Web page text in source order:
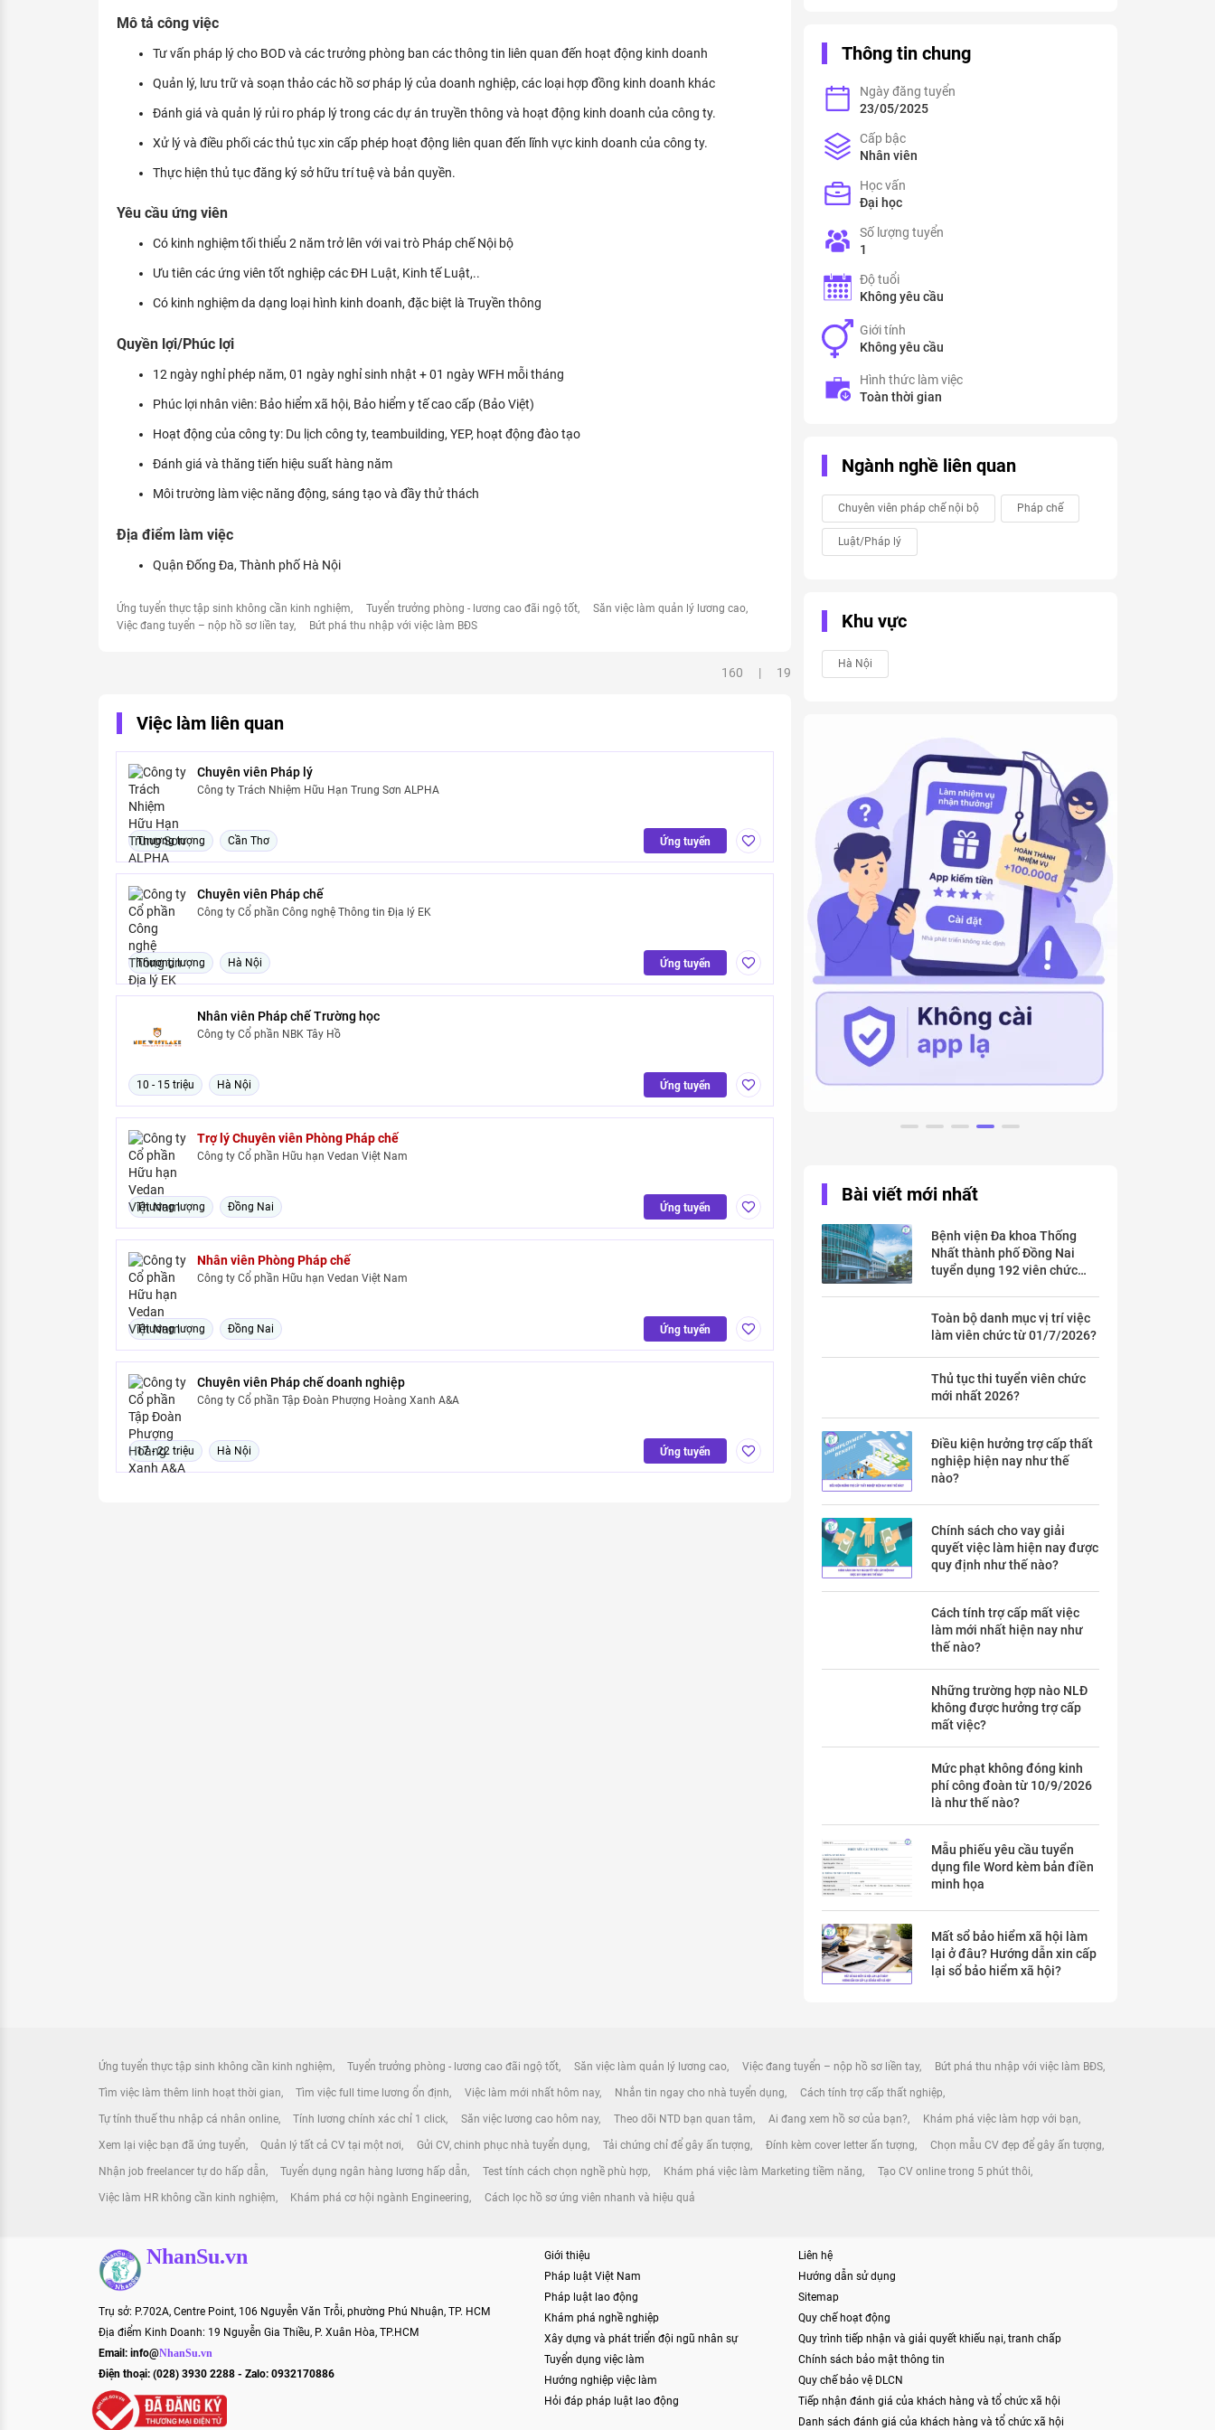
KHÁM PHÁ NGHỀ NGHIỆP
Kỹ năng nghề nghiệp
HƯỚNG NGHIỆP VIỆC LÀM
Đặc trưng từng nghề
XÂY DỰNG VÀ PHÁT TRIỂN ĐỘI NGŨ
TUYỂN DỤNG VIỆC LÀM
Mô tả công việc
Tư vấn pháp lý cho BOD và các trưởng phòng ban các thông tin liên quan đến hoạt động kinh doanh
Quản lý, lưu trữ và soạn thảo các hồ sơ pháp lý của doanh nghiệp, các loại hợp đồng kinh doanh khác
Đánh giá và quản lý rủi ro pháp lý trong các dự án truyền thông và hoạt động kinh doanh của công ty.
Xử lý và điều phối các thủ tục xin cấp phép hoạt động liên quan đến lĩnh vực kinh doanh của công ty.
Thực hiện thủ tục đăng ký sở hữu trí tuệ và bản quyền.
Yêu cầu ứng viên
Có kinh nghiệm tối thiểu 2 năm trở lên với vai trò Pháp chế Nội bộ
Ưu tiên các ứng viên tốt nghiệp các ĐH Luật, Kinh tế Luật,..
Có kinh nghiệm da dạng loại hình kinh doanh, đặc biệt là Truyền thông
Quyền lợi/Phúc lợi
12 ngày nghỉ phép năm, 01 ngày nghỉ sinh nhật + 01 ngày WFH mỗi tháng
Phúc lợi nhân viên: Bảo hiểm xã hội, Bảo hiểm y tế cao cấp (Bảo Việt)
Hoạt động của công ty: Du lịch công ty, teambuilding, YEP, hoạt động đào tạo
Đánh giá và thăng tiến hiệu suất hàng năm
Môi trường làm việc năng động, sáng tạo và đầy thử thách
Địa điểm làm việc
Quận Đống Đa, Thành phố Hà Nội
Ứng tuyển thực tập sinh không cần kinh nghiệm Tuyển trưởng phòng - lương cao đãi ngộ tốt
Săn việc làm quản lý lương cao
Việc đang tuyển – nộp hồ sơ liền tay
Bứt phá thu nhập với việc làm BĐS
160 | 19
Việc làm liên quan
Chuyên viên Pháp lý
Công ty Trách Nhiệm Hữu Hạn Trung Sơn ALPHA
Thương lượng Cần Thơ Ứng tuyển
Chuyên viên Pháp chế
Công ty Cổ phần Công nghệ Thông tin Địa lý EK
Thương lượng Hà Nội Ứng tuyển
Nhân viên Pháp chế Trường học
Công ty Cổ phần NBK Tây Hồ
10 - 15 triệu Hà Nội Ứng tuyển
Trợ lý Chuyên viên Phòng Pháp chế
Công ty Cổ phần Hữu hạn Vedan Việt Nam
Thương lượng Đồng Nai Ứng tuyển
Nhân viên Phòng Pháp chế
Công ty Cổ phần Hữu hạn Vedan Việt Nam
Thương lượng Đồng Nai Ứng tuyển
Chuyên viên Pháp chế doanh nghiệp
Công ty Cổ phần Tập Đoàn Phượng Hoàng Xanh A&A
17 - 22 triệu Hà Nội Ứng tuyển
Thông tin chung
Ngày đăng tuyển
23/05/2025
Cấp bậc
Nhân viên
Học vấn
Đại học
Số lượng tuyển
1
Độ tuổi
Không yêu cầu
Giới tính
Không yêu cầu
Hình thức làm việc
Toàn thời gian
Ngành nghề liên quan
Chuyên viên pháp chế nội bộ Pháp chế
Luật/Pháp lý
Khu vực
Hà Nội
Bài viết mới nhất
Bệnh viện Đa khoa Thống
Nhất thành phố Đồng Nai
tuyển dụng 192 viên chức
Toàn bộ danh mục vị trí việc
làm viên chức từ 01/7/2026?
Thủ tục thi tuyển viên chức
mới nhất 2026?
Điều kiện hưởng trợ cấp thất
nghiệp hiện nay như thế
nào?
Chính sách cho vay giải
quyết việc làm hiện nay được
quy định như thế nào?
Cách tính trợ cấp mất việc
làm mới nhất hiện nay như
thế nào?
Những trường hợp nào NLĐ
không được hưởng trợ cấp
mất việc?
Mức phạt không đóng kinh
phí công đoàn từ 10/9/2026
là như thế nào?
Mẫu phiếu yêu cầu tuyển
dụng file Word kèm bản điền
minh họa
Mất sổ bảo hiểm xã hội làm
lại ở đâu? Hướng dẫn xin cấp
lại sổ bảo hiểm xã hội?
Ứng tuyển thực tập sinh không cần kinh nghiệm Tuyển trưởng phòng - lương cao đãi ngộ tốt Săn việc làm quản lý lương cao Việc đang tuyển – nộp hồ sơ liền tay Bứt phá thu nhập với việc làm BĐS
Tìm việc làm thêm linh hoạt thời gian Tìm việc full time lương ổn định Việc làm mới nhất hôm nay Nhắn tin ngay cho nhà tuyển dụng Cách tính trợ cấp thất nghiệp
Tự tính thuế thu nhập cá nhân online Tính lương chính xác chỉ 1 click Săn việc lương cao hôm nay Theo dõi NTD bạn quan tâm Ai đang xem hồ sơ của bạn? Khám phá việc làm hợp với bạn
Xem lại việc bạn đã ứng tuyển Quản lý tất cả CV tại một nơi Gửi CV, chinh phục nhà tuyển dụng Tải chứng chỉ để gây ấn tượng Đính kèm cover letter ấn tượng Chọn mẫu CV đẹp để gây ấn tượng
Nhận job freelancer tự do hấp dẫn Tuyển dụng ngân hàng lương hấp dẫn Test tính cách chọn nghề phù hợp Khám phá việc làm Marketing tiềm năng Tạo CV online trong 5 phút thôi
Việc làm HR không cần kinh nghiệm Khám phá cơ hội ngành Engineering Cách lọc hồ sơ ứng viên nhanh và hiệu quả
NhanSu.vn
Trụ sở: P.702A, Centre Point, 106 Nguyễn Văn Trỗi, phường Phú Nhuận, TP. HCM
Địa điểm Kinh Doanh: 19 Nguyễn Gia Thiều, P. Xuân Hòa, TP.HCM
Email: info@NhanSu.vn
Điện thoại: (028) 3930 2288 - Zalo: 0932170886
Giới thiệu
Pháp luật Việt Nam
Pháp luật lao động
Khám phá nghề nghiệp
Xây dựng và phát triển đội ngũ nhân sự
Tuyển dụng việc làm
Hướng nghiệp việc làm
Hỏi đáp pháp luật lao động
Liên hệ
Hướng dẫn sử dụng
Sitemap
Quy chế hoạt động
Quy trình tiếp nhận và giải quyết khiếu nại, tranh chấp
Chính sách bảo mật thông tin
Quy chế bảo vệ DLCN
Tiếp nhận đánh giá của khách hàng và tổ chức xã hội
Danh sách đánh giá của khách hàng và tổ chức xã hội